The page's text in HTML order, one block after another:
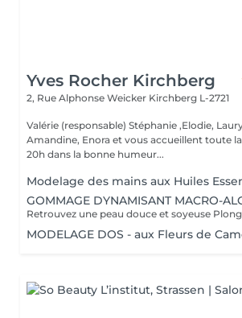
Yves Rocher Kirchberg
2, Rue Alphonse Weicker Kirchberg L-2721
Valérie (responsable) Stéphanie ,Elodie,
Amandine, Enora et vous accueillent toute la semaine de 9h à
20h dans la bonne humeur...
Modelage des mains aux Huiles
GOMMAGE DYNAMISANT MACRO-
MODELAGE DOS - aux Fleurs de